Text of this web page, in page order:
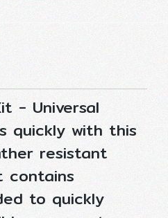
- Universal
quickly with this
resistant
contains
to quickly